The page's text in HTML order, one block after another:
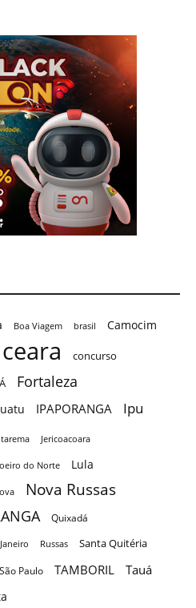
Boa Viagem brasil
Camocim
ceara concurso
Fortaleza
IPAPORANGA Ipu
Itarema Jericoacoara
do Norte Lula
Nova Russas
Quixadá
Russas Santa Quitéria
São Paulo TAMBORIL Tauá